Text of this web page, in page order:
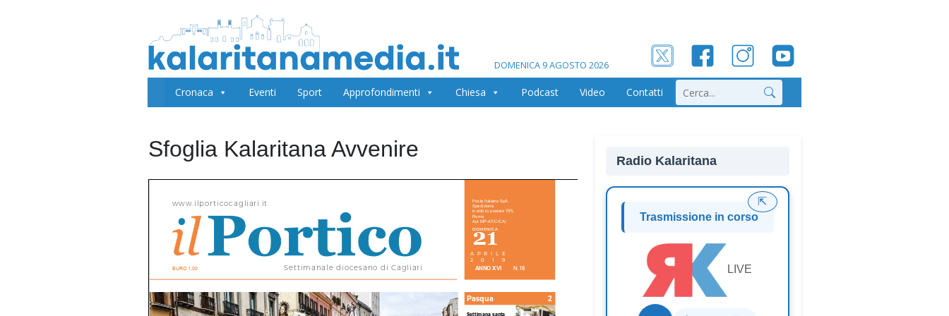
DOMENICA 9 AGOSTO 2026
Cronaca Eventi Sport Approfondimenti Chiesa Podcast Video Contatti Cerca
Sfoglia Kalaritana Avvenire Radio Kalaritana
Trasmissione in corso
LIVE
⇱